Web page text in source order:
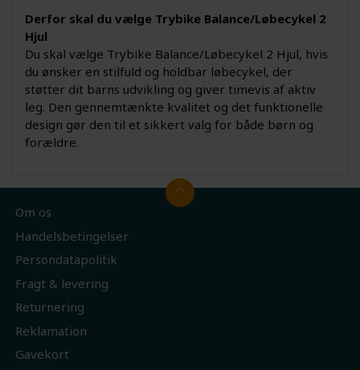
Derfor skal du vælge Trybike Balance/Løbecykel 2
Hjul
Du skal vælge Trybike Balance/Løbecykel 2 Hjul, hvis
du ønsker en stilfuld og holdbar løbecykel, der
støtter dit barns udvikling og giver timevis af aktiv
leg. Den gennemtænkte kvalitet og det funktionelle
design gør den til et sikkert valg for både børn og
forældre.
Om os
Handelsbetingelser
Persondatapolitik
Fragt & levering
Returnering
Reklamation
Gavekort